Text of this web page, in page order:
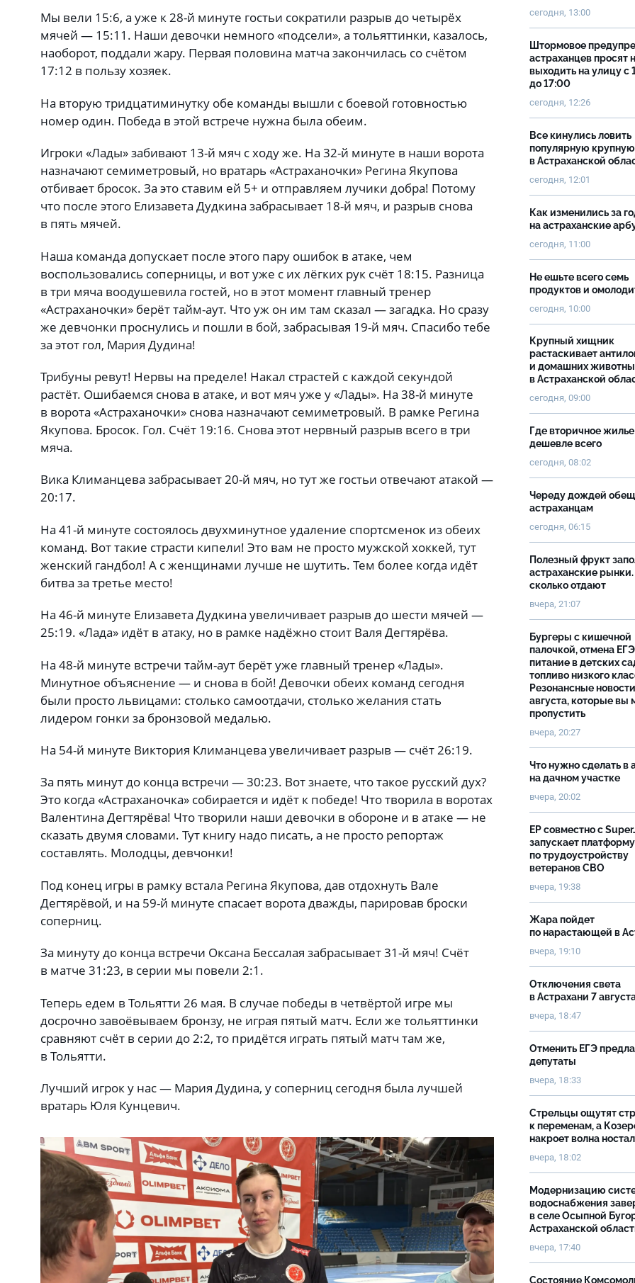
Мы вели 15:6, а уже к 28-й минуте гостьи сократили разрыв до четырёх
мячей — 15:11. Наши девочки немного «подсели», а тольяттинки, казалось,
наоборот, поддали жару. Первая половина матча закончилась со счётом
17:12 в пользу хозяек.
На вторую тридцатиминутку обе команды вышли с боевой готовностью
номер один. Победа в этой встрече нужна была обеим.
Игроки «Лады» забивают 13-й мяч с ходу же. На 32-й минуте в наши ворота
назначают семиметровый, но вратарь «Астраханочки» Регина Якупова
отбивает бросок. За это ставим ей 5+ и отправляем лучики добра! Потому
что после этого Елизавета Дудкина забрасывает 18-й мяч, и разрыв снова
в пять мячей.
Наша команда допускает после этого пару ошибок в атаке, чем
воспользовались соперницы, и вот уже с их лёгких рук счёт 18:15. Разница
в три мяча воодушевила гостей, но в этот момент главный тренер
«Астраханочки» берёт тайм-аут. Что уж он им там сказал — загадка. Но сразу
же девчонки проснулись и пошли в бой, забрасывая 19-й мяч. Спасибо тебе
за этот гол, Мария Дудина!
Трибуны ревут! Нервы на пределе! Накал страстей с каждой секундой
растёт. Ошибаемся снова в атаке, и вот мяч уже у «Лады». На 38-й минуте
в ворота «Астраханочки» снова назначают семиметровый. В рамке Регина
Якупова. Бросок. Гол. Счёт 19:16. Снова этот нервный разрыв всего в три
мяча.
Вика Климанцева забрасывает 20-й мяч, но тут же гостьи отвечают атакой —
20:17.
На 41-й минуте состоялось двухминутное удаление спортсменок из обеих
команд. Вот такие страсти кипели! Это вам не просто мужской хоккей, тут
женский гандбол! А с женщинами лучше не шутить. Тем более когда идёт
битва за третье место!
На 46-й минуте Елизавета Дудкина увеличивает разрыв до шести мячей —
25:19. «Лада» идёт в атаку, но в рамке надёжно стоит Валя Дегтярёва.
На 48-й минуте встречи тайм-аут берёт уже главный тренер «Лады».
Минутное объяснение — и снова в бой! Девочки обеих команд сегодня
были просто львицами: столько самоотдачи, столько желания стать
лидером гонки за бронзовой медалью.
На 54-й минуте Виктория Климанцева увеличивает разрыв — счёт 26:19.
За пять минут до конца встречи — 30:23. Вот знаете, что такое русский дух?
Это когда «Астраханочка» собирается и идёт к победе! Что творила в воротах
Валентина Дегтярёва! Что творили наши девочки в обороне и в атаке — не
сказать двумя словами. Тут книгу надо писать, а не просто репортаж
составлять. Молодцы, девчонки!
Под конец игры в рамку встала Регина Якупова, дав отдохнуть Вале
Дегтярёвой, и на 59-й минуте спасает ворота дважды, парировав броски
соперниц.
За минуту до конца встречи Оксана Бессалая забрасывает 31-й мяч! Счёт
в матче 31:23, в серии мы повели 2:1.
Теперь едем в Тольятти 26 мая. В случае победы в четвёртой игре мы
досрочно завоёвываем бронзу, не играя пятый матч. Если же тольяттинки
сравняют счёт в серии до 2:2, то придётся играть пятый матч там же,
в Тольятти.
Лучший игрок у нас — Мария Дудина, у соперниц сегодня была лучшей
вратарь Юля Кунцевич.
сегодня, 13:00
Штормовое
астраханцев просят
выходить на улицу с
до 17:00
сегодня, 12:26
Все кинулись ловить
популярную
в Астраханской
сегодня, 12:01
Как изменились за
на астраханские
сегодня, 11:00
Не ешьте всего семь
продуктов и
сегодня, 10:00
Крупный хищник
растаскивает
и домашних
в Астраханской
сегодня, 09:00
Где вторичное жилье
дешевле всего
сегодня, 08:02
Череду дождей
астраханцам
сегодня, 06:15
Полезный фрукт
астраханские рынки.
сколько отдают
вчера, 21:07
Бургеры с кишечной
палочкой, отмена
питание в детских
топливо низкого
Резонансные
августа, которые вы
пропустить
вчера, 20:27
Что нужно сделать в
на дачном участке
вчера, 20:02
ЕР совместно с
запускает платформу
по трудоустройству
ветеранов СВО
вчера, 19:38
Жара пойдет
по нарастающей в
вчера, 19:10
Отключения света
в Астрахани 7
вчера, 18:47
Отменить ЕГЭ
депутаты
вчера, 18:33
Стрельцы ощутят
к переменам, а
накроет волна
вчера, 18:02
Модернизацию
водоснабжения
в селе Осыпной
Астраханской
вчера, 17:40
Состояние